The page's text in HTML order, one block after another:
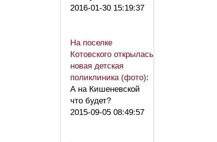
2016-01-30 15:19:37
На поселке
Котовского открылась
новая детская
поликлиника (фото):
А на Кишеневской
что будет?
2015-09-05 08:49:57